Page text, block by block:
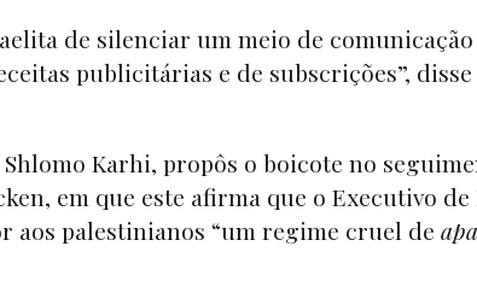
de silenciar um meio de
publicitárias e de subscrições”,
Karhi, propôs o boicote no
em que este afirma que o Executivo de
aos palestinianos “um regime cruel de